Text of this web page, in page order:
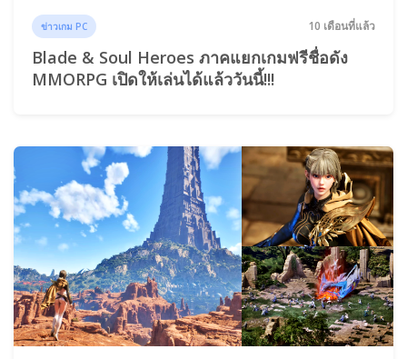
ข่าวเกม PC 10 เดือนที่แล้ว
Blade & Soul Heroes ภาคแยกเกมฟรีชื่อดัง
MMORPG เปิดให้เล่นได้แล้ววันนี้!!!